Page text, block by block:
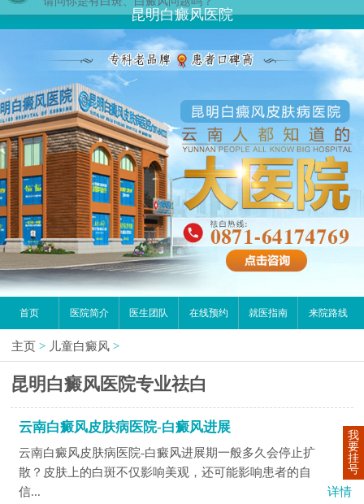
昆明白癜风医院
首页 医院简介 医生团队 在线预约 就医指南 来院路线
主页 > 儿童白癜风 >
昆明白癜风医院专业祛白
云南白癜风皮肤病医院-白癜风进展
云南白癜风皮肤病医院-白癜风进展期一般多久会停止扩
散？皮肤上的白斑不仅影响美观，还可能影响患者的自
信...
详情
我
要
挂
号